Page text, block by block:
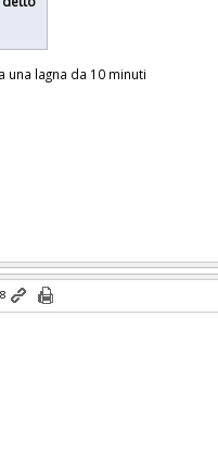
una lagna da 10 minuti